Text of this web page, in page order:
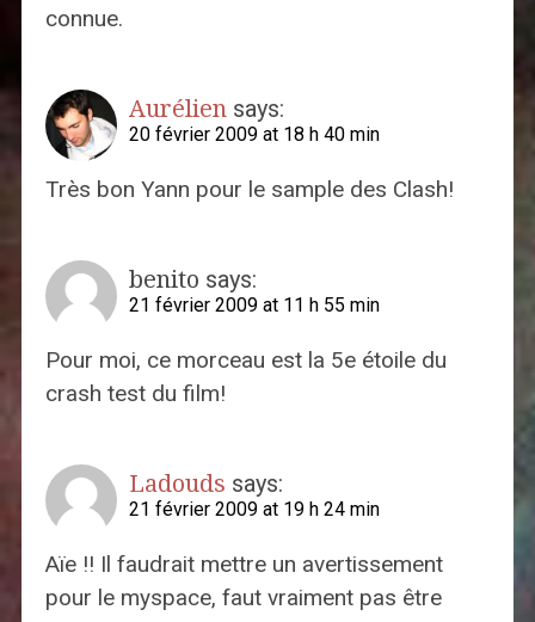
connue.
Aurélien says:
20 février 2009 at 18 h 40 min
Très bon Yann pour le sample des Clash!
benito says:
21 février 2009 at 11 h 55 min
Pour moi, ce morceau est la 5e étoile du
crash test du film!
Ladouds says:
21 février 2009 at 19 h 24 min
Aïe !! Il faudrait mettre un avertissement
pour le myspace, faut vraiment pas être